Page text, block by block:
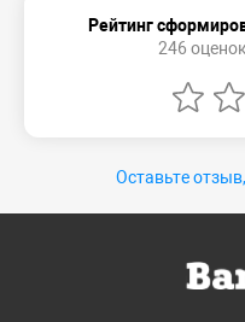
Рейтинг
246
Оставьте